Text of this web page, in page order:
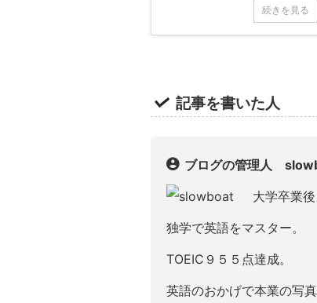
続きを見る
記事を書いた人
ブログの管理人
大学卒業後
独学で英語をマスター。
TOEIC９５５点達成。
英語のおかげで本業の写